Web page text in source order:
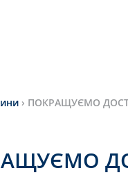
› ПОКРАЩУЄМО